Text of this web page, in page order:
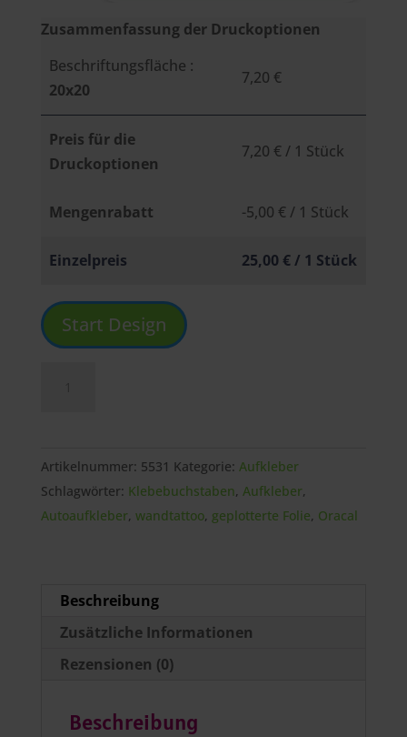
Zusammenfassung der Druckoptionen
Beschriftungsfläche :
20x20
7,20 €
Preis für die
Druckoptionen
7,20 € / 1 Stück
Mengenrabatt -5,00 € / 1 Stück
Einzelpreis 25,00 €/ 1 Stück
Start Design
gestalten
Menge
Artikelnummer: 5531 Kategorie: Aufkleber
Schlagwörter: Klebebuchstaben, Aufkleber,
Autoaufkleber, wandtattoo, geplotterte Folie, Oracal
Beschreibung
Zusätzliche Informationen
Rezensionen (0)
Beschreibung